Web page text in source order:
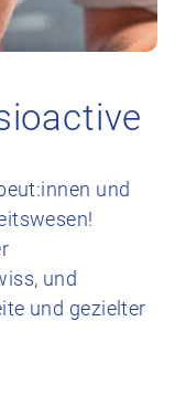
und
und
und gezielter